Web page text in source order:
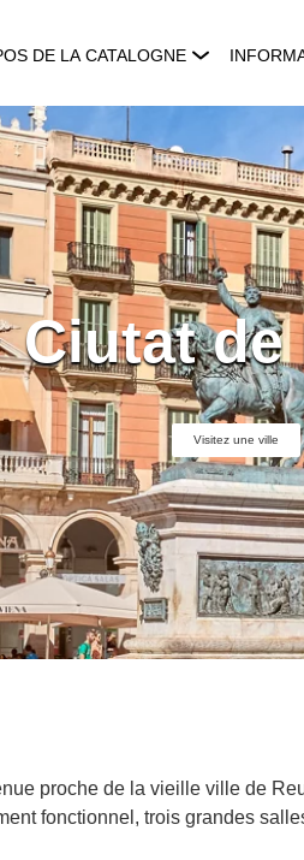
DE LA CATALOGNE
Ciutat de
Visitez une ville
proche de la vieille ville de
fonctionnel, trois grandes